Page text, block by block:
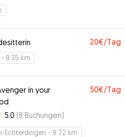
20€/Tag
- 8.35 km
in your
50€/Tag
5.0 (8 Buchungen)
Echterdingen - 8.72 km